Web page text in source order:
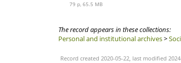
79 p, 65.5 MB
The record appears in these collections:
Personal and institutional archives>
Record created 2020-05-22, last modified